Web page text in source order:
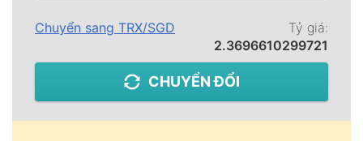
Chuyển sang TRX/SGD
Tỷ giá:
2.3696610299721
CHUYỂN ĐỔI